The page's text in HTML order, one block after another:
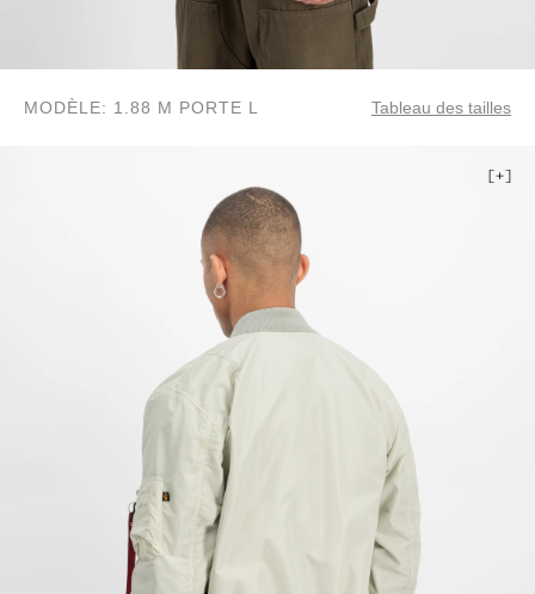
MODÈLE: 1.88 M PORTE L Tableau des tailles